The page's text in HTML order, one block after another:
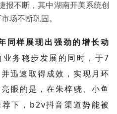
报不断，其中湖南开美系统创
场不断巩固。
同样展现出强劲的增长动
务稳步发展的同时，于7
迅速取得成效，实现月环
眼的是，在朱梓骁、小鱼
下， b2v抖音渠道势能被